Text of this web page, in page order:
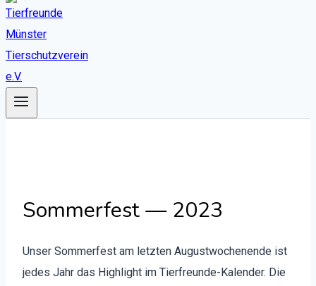
Sommerfest — 2023
Unser Som­mer­fest am let­zten August­woch­enende ist
jedes Jahr das High­light im Tier­fre­unde-Kalen­der. Die